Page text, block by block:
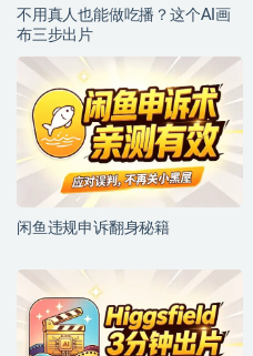
不用真人也能做吃播？这个AI画
布三步出片
闲鱼违规申诉翻身秘籍